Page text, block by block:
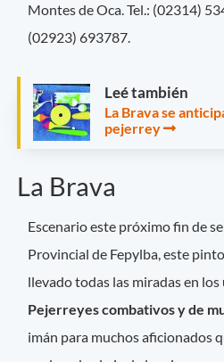
Montes de Oca. Tel.: (02314)
(02923) 693787.
Leé también
La Brava se
pejerrey
La Brava
Escenario este próximo fin de
Provincial de Fepylba, este
llevado todas las miradas en los
Pejerreyes combativos y de
imán para muchos aficionados